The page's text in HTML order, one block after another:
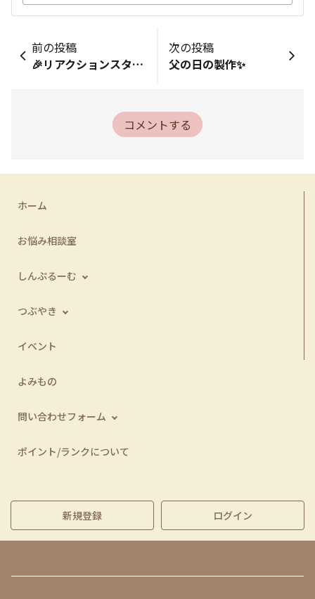
前の投稿
🎉リアクションスタンプが登場しました！ ＆トップページもリニューアル✨
次の投稿
父の日の製作✨
コメントする
ホーム
お悩み相談室
しんぷるーむ
つぶやき
イベント
よみもの
問い合わせフォーム
ポイント/ランクについて
新規登録 ログイン